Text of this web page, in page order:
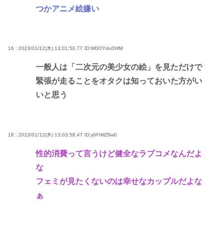
つかアニメ絵嫌い
16 : 2023/01/12(木) 13:01:50.77 ID:W0OYdu0WM
一般人は「二次元の美少女の絵」を見ただけで
緊張が走ることをオタクは知っておいた方がい
いと思う
18 : 2023/01/12(木) 13:03:58.47 ID:y6FrMZ9w0
性的消費って言うけど健全なラブコメなんだよ
な
フェミが見たくないのは幸せなカップルだよな
ぁ